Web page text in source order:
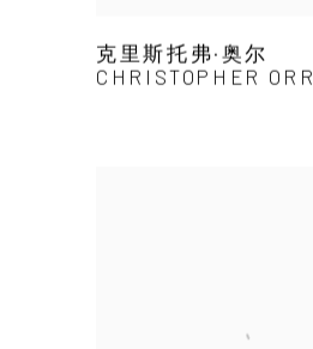
克里斯托弗·奥尔
CHRISTOPHER ORR